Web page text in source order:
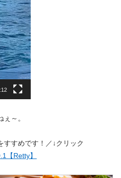
～。
すすめです！／↓クリック
【Retty】